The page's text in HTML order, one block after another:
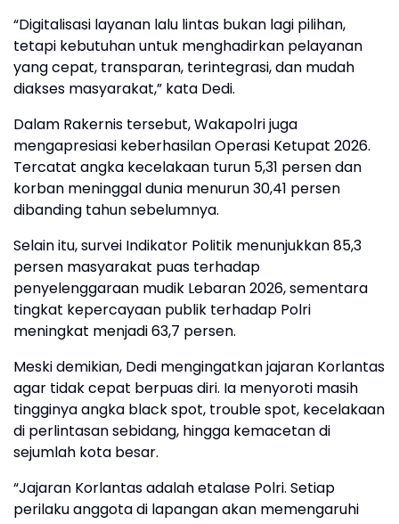
“Digitalisasi layanan lalu lintas bukan lagi pilihan,
tetapi kebutuhan untuk menghadirkan pelayanan
yang cepat, transparan, terintegrasi, dan mudah
diakses masyarakat,” kata Dedi.
Dalam Rakernis tersebut, Wakapolri juga
mengapresiasi keberhasilan Operasi Ketupat 2026.
Tercatat angka kecelakaan turun 5,31 persen dan
korban meninggal dunia menurun 30,41 persen
dibanding tahun sebelumnya.
Selain itu, survei Indikator Politik menunjukkan 85,3
persen masyarakat puas terhadap
penyelenggaraan mudik Lebaran 2026, sementara
tingkat kepercayaan publik terhadap Polri
meningkat menjadi 63,7 persen.
Meski demikian, Dedi mengingatkan jajaran Korlantas
agar tidak cepat berpuas diri. Ia menyoroti masih
tingginya angka black spot, trouble spot, kecelakaan
di perlintasan sebidang, hingga kemacetan di
sejumlah kota besar.
“Jajaran Korlantas adalah etalase Polri. Setiap
perilaku anggota di lapangan akan memengaruhi